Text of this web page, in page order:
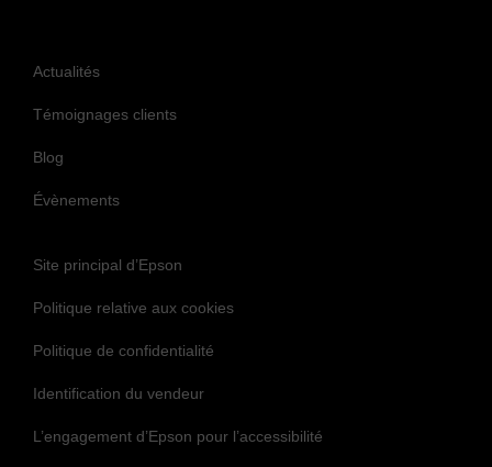
Actualités
Témoignages clients
Blog
Évènements
Site principal d’Epson
Politique relative aux cookies
Politique de confidentialité
Identification du vendeur
L’engagement d’Epson pour l’accessibilité